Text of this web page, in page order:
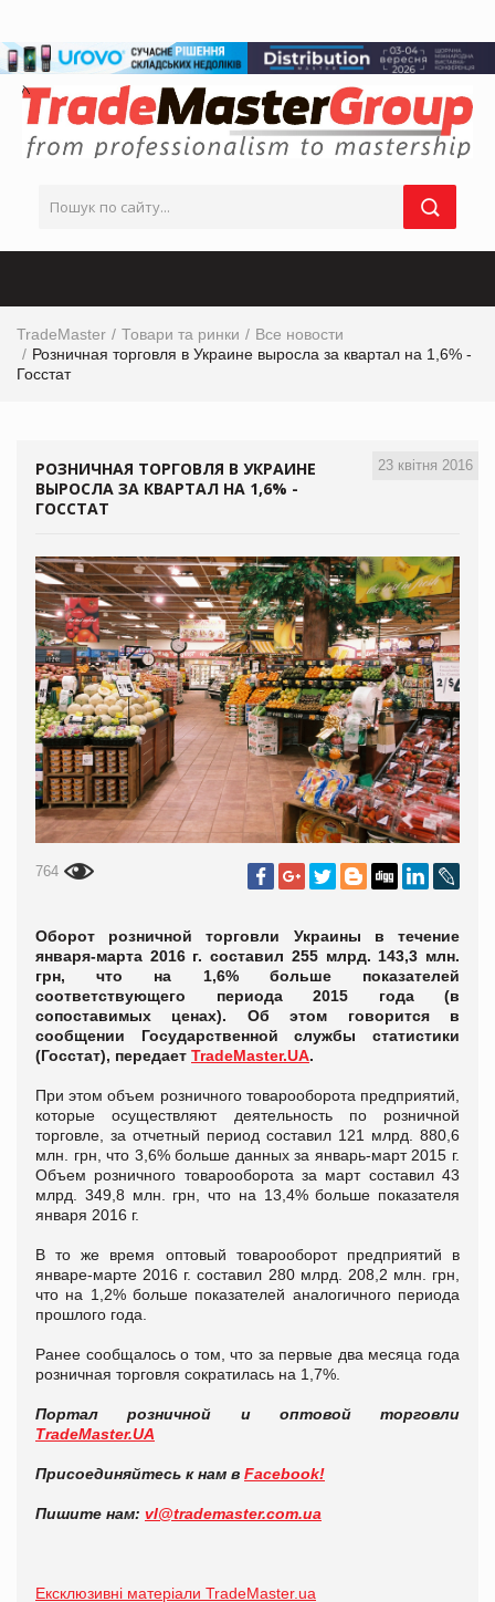
TradeMaster Товари та ринки
Все новости
Розничная торговля в Украине выросла за квартал на 1,6% -
Госстат
23 квітня 2016
РОЗНИЧНАЯ ТОРГОВЛЯ В УКРАИНЕ
ВЫРОСЛА ЗА КВАРТАЛ НА 1,6% -
ГОССТАТ
764
Оборот розничной торговли Украины в течение
января-марта 2016 г. составил 255 млрд. 143,3 млн.
грн, что на 1,6% больше показателей
соответствующего периода 2015 года (в
сопоставимых ценах). Об этом говорится в
сообщении Государственной службы статистики
(Госстат), передает TradeMaster.UA.
При этом объем розничного товарооборота предприятий,
которые осуществляют деятельность по розничной
торговле, за отчетный период составил 121 млрд. 880,6
млн. грн, что 3,6% больше данных за январь-март 2015 г.
Объем розничного товарооборота за март составил 43
млрд. 349,8 млн. грн, что на 13,4% больше показателя
января 2016 г.
В то же время оптовый товарооборот предприятий в
январе-марте 2016 г. составил 280 млрд. 208,2 млн. грн,
что на 1,2% больше показателей аналогичного периода
прошлого года.
Ранее сообщалось о том, что за первые два месяца года
розничная торговля сократилась на 1,7%.
Портал розничной и оптовой торговли
TradeMaster.UA
Присоединяйтесь к нам в Facebook!
Пишите нам: vl@trademaster.com.ua
Ексклюзивні матеріали TradeMaster.ua